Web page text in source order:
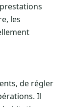
les
de régler
Il